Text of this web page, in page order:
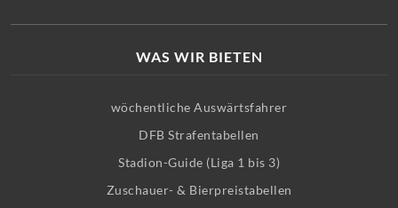
WAS WIR BIETEN
wöchentliche Auswärtsfahrer
DFB Strafentabellen
Stadion-Guide (Liga 1 bis 3)
Zuschauer- & Bierpreistabellen